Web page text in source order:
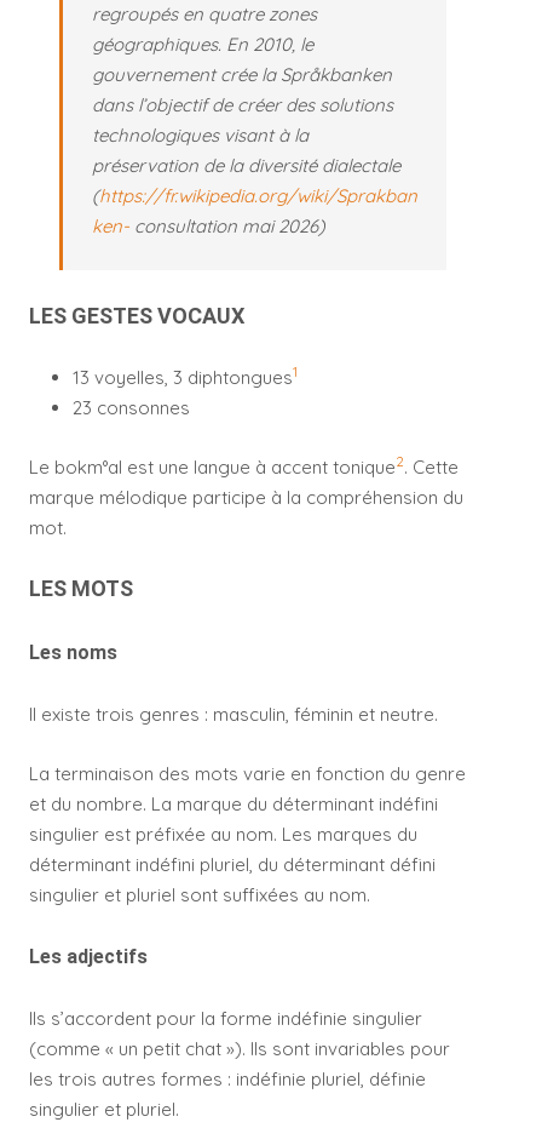
regroupés en quatre zones
géographiques. En 2010, le
gouvernement crée la Språkbanken
dans l’objectif de créer des solutions
technologiques visant à la
préservation de la diversité dialectale
(https://fr.wikipedia.org/wiki/Sprakban
ken- consultation mai 2026)
LES GESTES VOCAUX
13 voyelles, 3 diphtongues1
23 consonnes
Le bokm°al est une langue à accent tonique2. Cette
marque mélodique participe à la compréhension du
mot.
LES MOTS
Les noms
Il existe trois genres : masculin, féminin et neutre.
La terminaison des mots varie en fonction du genre
et du nombre. La marque du déterminant indéfini
singulier est préfixée au nom. Les marques du
déterminant indéfini pluriel, du déterminant défini
singulier et pluriel sont suffixées au nom.
Les adjectifs
Ils s’accordent pour la forme indéfinie singulier
(comme « un petit chat »). Ils sont invariables pour
les trois autres formes : indéfinie pluriel, définie
singulier et pluriel.